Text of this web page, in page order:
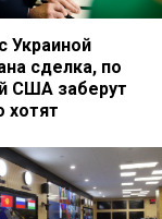
Украиной
сделка, по
США заберут
хотят